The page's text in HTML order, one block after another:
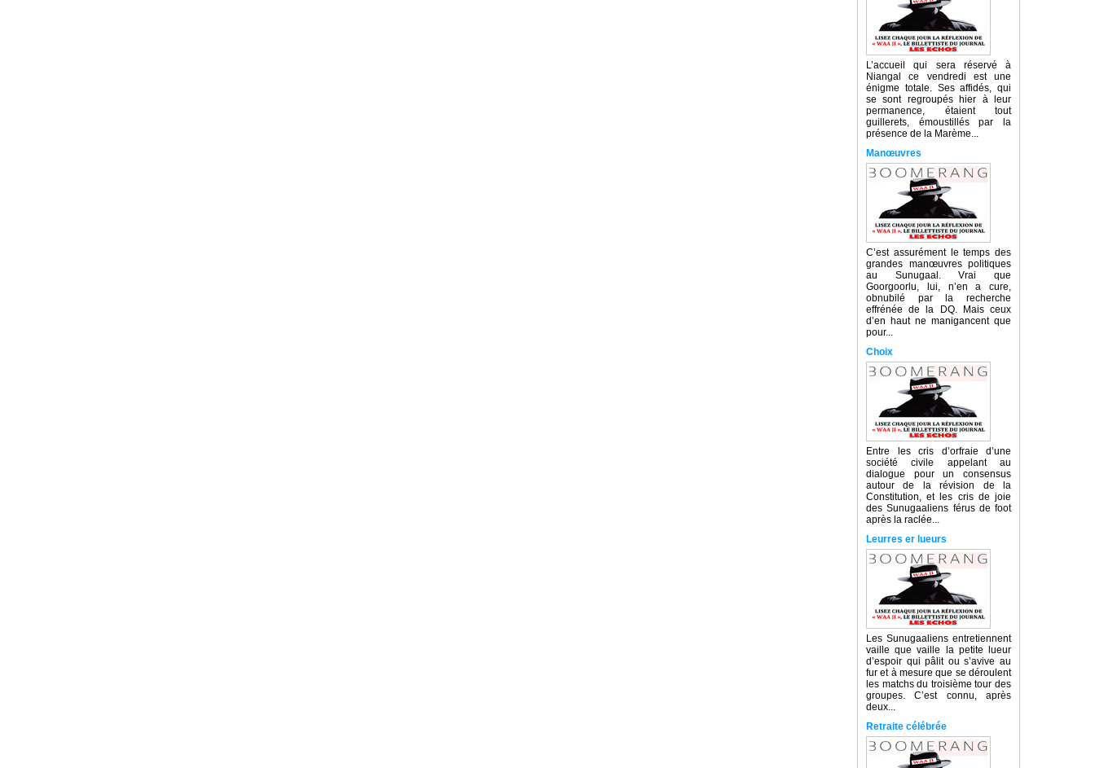
L’accueil qui sera réservé à
Niangal ce vendredi est une
énigme totale. Ses affidés, qui
se sont regroupés hier à leur
permanence, étaient tout
guillerets, émoustillés par la
présence de la Marème...
Manœuvres
C’est assurément le temps des
grandes manœuvres politiques
au Sunugaal. Vrai que
Goorgoorlu, lui, n’en a cure,
obnubilé par la recherche
effrénée de la DQ. Mais ceux
d’en haut ne manigancent que
pour...
Choix
Entre les cris d’orfraie d’une
société civile appelant au
dialogue pour un consensus
autour de la révision de la
Constitution, et les cris de joie
des Sunugaaliens férus de foot
après la raclée...
Leurres er lueurs
Les Sunugaaliens entretiennent
vaille que vaille la petite lueur
d’espoir qui pâlit ou s’avive au
fur et à mesure que se déroulent
les matchs du troisième tour des
groupes. C’est connu, après
deux...
Retraite célébrée